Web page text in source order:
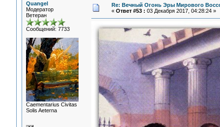
Quangel
Модератор
Ветеран
Сообщений: 7733
Сaementarius Civitas
Solis Aeterna
Re: Вечный Огонь Эры Мирового
« Ответ #53 : 03 Декабря 2017, 04:28:24 »